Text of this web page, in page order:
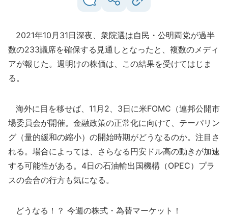
2021年10月31日深夜、衆院選は自民・公明両党が過半
数の233議席を確保する見通しとなったと、複数のメディ
アが報じた。週明けの株価は、この結果を受けてはじま
る。
海外に目を移せば、11月2、3日に米FOMC（連邦公開市
場委員会が開催。金融政策の正常化に向けて、テーパリン
グ（量的緩和の縮小）の開始時期がどうなるのか。注目さ
れる。場合によっては、さらなる円安ドル高の動きが加速
する可能性がある。4日の石油輸出国機構（OPEC）プラ
スの会合の行方も気になる。
どうなる！？ 今週の株式・為替マーケット！